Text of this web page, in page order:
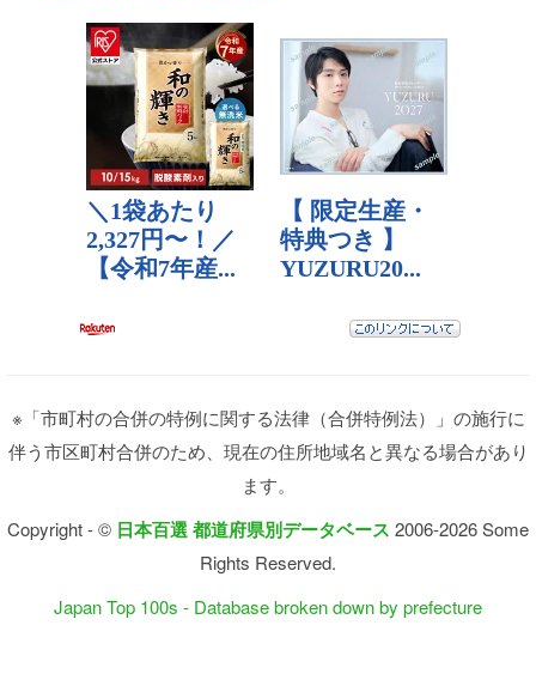
※「市町村の合併の特例に関する法律（合併特例法）」の施行に
伴う市区町村合併のため、現在の住所地域名と異なる場合があり
ます。
Copyright - © 日本百選 都道府県別データベース 2006-2026 Some
Rights Reserved.
Japan Top 100s - Database broken down by prefecture